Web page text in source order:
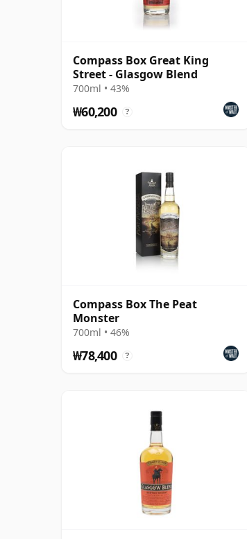
Compass Box Great King
Street - Glasgow Blend
700ml • 43%
₩60,200 ?
Compass Box The Peat
Monster
700ml • 46%
₩78,400 ?